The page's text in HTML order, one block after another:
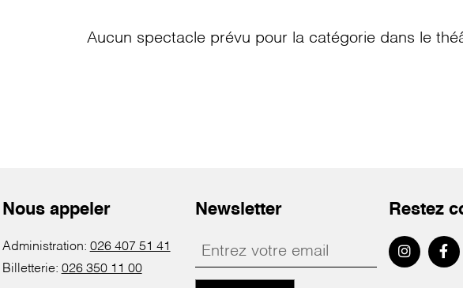
Aucun spectacle prévu pour la catégorie dans le
Nous appeler
Administration: 026 407 51 41
Billetterie: 026 350 11 00
Newsletter Restez